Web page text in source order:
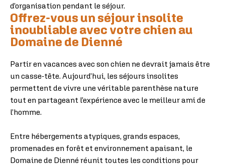
d’organisation pendant le séjour.
Offrez-vous un séjour insolite
inoubliable avec votre chien au
Domaine de Dienné
Partir en vacances avec son chien ne devrait jamais être
un casse-tête. Aujourd’hui, les séjours insolites
permettent de vivre une véritable parenthèse nature
tout en partageant l’expérience avec le meilleur ami de
l’homme.
Entre hébergements atypiques, grands espaces,
promenades en forêt et environnement apaisant, le
Domaine de Dienné réunit toutes les conditions pour